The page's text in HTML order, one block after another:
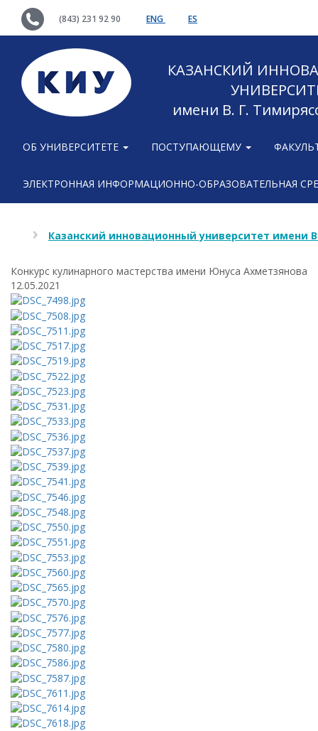
(843) 231 92 90 ENG ES
КАЗАНСКИЙ
имени В. Г.
ОБ УНИВЕРСИТЕТЕ ПОСТУПАЮЩЕМУ
ЭЛЕКТРОННАЯ ИНФОРМАЦИОННО-ОБРАЗОВАТЕЛЬНАЯ
Казанский инновационный университет имени
Конкурс кулинарного мастерства имени Юнуса Ахметзянова
12.05.2021